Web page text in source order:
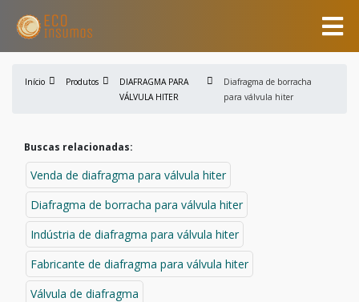
Início Produtos
DIAFRAGMA PARA
VÁLVULA HITER
Diafragma de borracha
para válvula hiter
Buscas relacionadas:
Venda de diafragma para válvula hiter
Diafragma de borracha para válvula hiter
Indústria de diafragma para válvula hiter
Fabricante de diafragma para válvula hiter
Válvula de diafragma